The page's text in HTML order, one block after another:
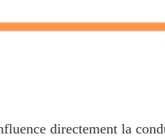
directement la